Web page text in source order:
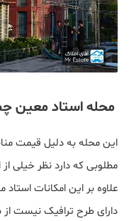
محله استاد معین
این محله به دلیل قیمت
مطلوبی که دارد نظر خیلی
علاوه بر این امکانات
دارای طرح ترافیک نیست